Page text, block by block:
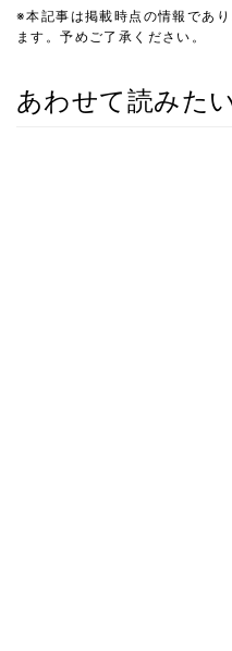
※本記事は掲載時点の情報であ
ます。予めご了承ください。
あわせて読みた